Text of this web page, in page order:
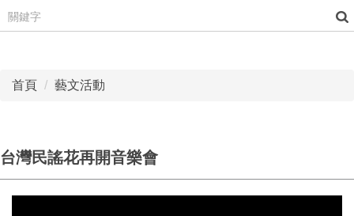
首頁 藝文活動
台灣民謠花再開音樂會